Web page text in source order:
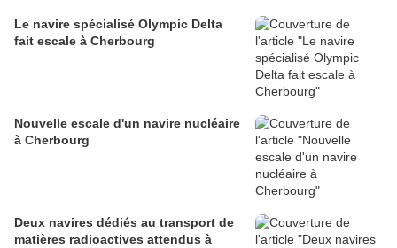
Le navire spécialisé Olympic Delta
fait escale à Cherbourg
Nouvelle escale d'un navire nucléaire
à Cherbourg
Deux navires dédiés au transport de
matières radioactives attendus à